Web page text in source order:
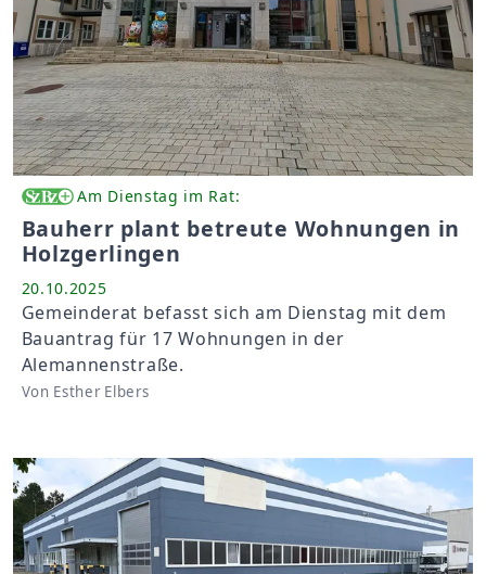
Am Dienstag im Rat:
Bauherr plant betreute Wohnungen in
Holzgerlingen
20.10.2025
Gemeinderat befasst sich am Dienstag mit dem
Bauantrag für 17 Wohnungen in der
Alemannenstraße.
Von Esther Elbers